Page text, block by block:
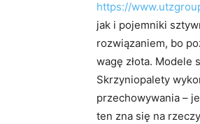
https://
jak i pojemniki
rozwiązaniem, bo
wagę złota.
Skrzyniopalety
przechowywania –
ten zna się na